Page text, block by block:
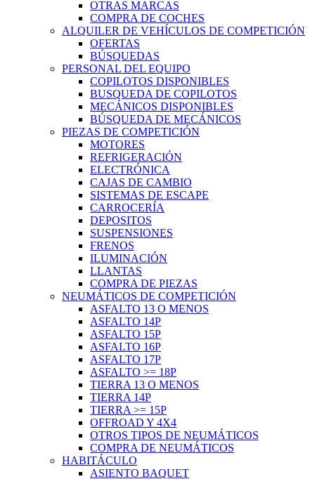
OTRAS MARCAS
COMPRA DE COCHES
ALQUILER DE VEHÍCULOS DE COMPETICIÓN
OFERTAS
BÚSQUEDAS
PERSONAL DEL EQUIPO
COPILOTOS DISPONIBLES
BUSQUEDA DE COPILOTOS
MECÁNICOS DISPONIBLES
BÚSQUEDA DE MECÁNICOS
PIEZAS DE COMPETICIÓN
MOTORES
REFRIGERACIÓN
ELECTRÓNICA
CAJAS DE CAMBIO
SISTEMAS DE ESCAPE
CARROCERÍA
DEPOSITOS
SUSPENSIONES
FRENOS
ILUMINACIÓN
LLANTAS
COMPRA DE PIEZAS
NEUMÁTICOS DE COMPETICIÓN
ASFALTO 13 O MENOS
ASFALTO 14P
ASFALTO 15P
ASFALTO 16P
ASFALTO 17P
ASFALTO >= 18P
TIERRA 13 O MENOS
TIERRA 14P
TIERRA >= 15P
OFFROAD Y 4X4
OTROS TIPOS DE NEUMÁTICOS
COMPRA DE NEUMÁTICOS
HABITÁCULO
ASIENTO BAQUET